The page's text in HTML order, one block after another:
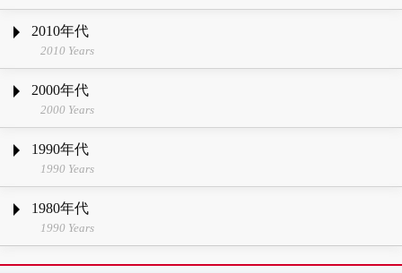
2010年代
2010 Years
2000年代
2000 Years
1990年代
1990 Years
1980年代
1990 Years